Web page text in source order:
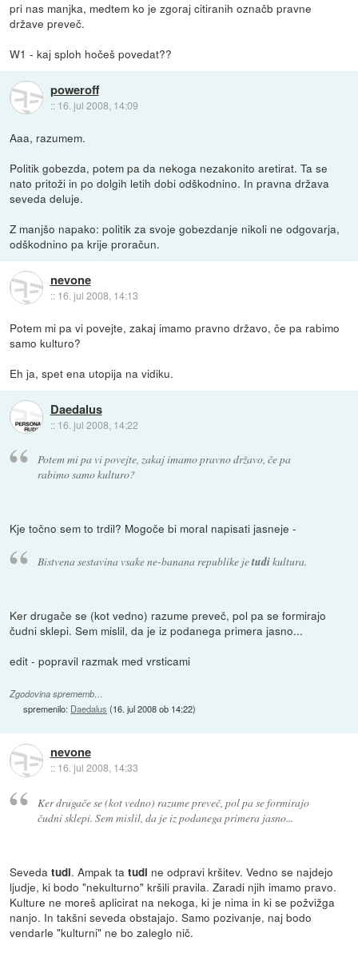
pri nas manjka, medtem ko je zgoraj citiranih označb pravne
države preveč.
W1 - kaj sploh hočeš povedat??
poweroff
:: 16. jul 2008, 14:09
Aaa, razumem.
Politik gobezda, potem pa da nekoga nezakonito aretirat. Ta se
nato pritoži in po dolgih letih dobi odškodnino. In pravna država
seveda deluje.
Z manjšo napako: politik za svoje gobezdanje nikoli ne odgovarja,
odškodnino pa krije proračun.
nevone
:: 16. jul 2008, 14:13
Potem mi pa vi povejte, zakaj imamo pravno državo, če pa rabimo
samo kulturo?
Eh ja, spet ena utopija na vidiku.
Daedalus
:: 16. jul 2008, 14:22
Potem mi pa vi povejte, zakaj imamo pravno državo, če pa
rabimo samo kulturo?
Kje točno sem to trdil? Mogoče bi moral napisati jasneje -
Bistvena sestavina vsake ne-banana republike jetudikultura.
Ker drugače se (kot vedno) razume preveč, pol pa se formirajo
čudni sklepi. Sem mislil, da je iz podanega primera jasno...
edit - popravil razmak med vrsticami
Zgodovina sprememb…
spremenilo: Daedalus (16. jul 2008 ob 14:22)
nevone
:: 16. jul 2008, 14:33
Ker drugače se (kot vedno) razume preveč, pol pa se formirajo
čudni sklepi. Sem mislil, da je iz podanega primera jasno...
Sevedatudi. Ampak tatudi ne odpravi kršitev. Vedno se najdejo
ljudje, ki bodo "nekulturno" kršili pravila. Zaradi njih imamo pravo.
Kulture ne moreš aplicirat na nekoga, ki je nima in ki se požvižga
nanjo. In takšni seveda obstajajo. Samo pozivanje, naj bodo
vendarle "kulturni" ne bo zaleglo nič.